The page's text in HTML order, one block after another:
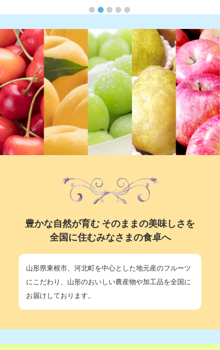
豊かな自然が育む そのままの美味しさを
全国に住むみなさまの食卓へ
山形県東根市、河北町を中心とした地元産のフルーツ
にこだわり、山形のおいしい農産物や加工品を全国に
お届けしております。